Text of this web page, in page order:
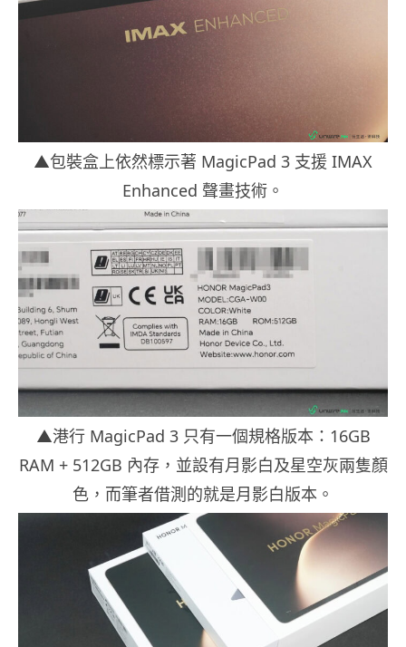
▲包裝盒上依然標示著 MagicPad 3 支援 IMAX
Enhanced 聲畫技術。
▲港行 MagicPad 3 只有一個規格版本：16GB
RAM + 512GB 內存，並設有月影白及星空灰兩隻顏
色，而筆者借測的就是月影白版本。